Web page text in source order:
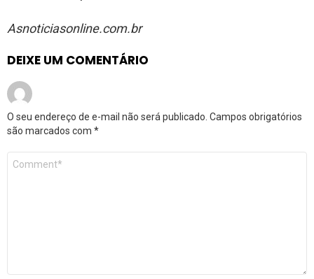
Asnoticiasonline.com.br
DEIXE UM COMENTÁRIO
O seu endereço de e-mail não será publicado. Campos obrigatórios
são marcados com *
Comentário